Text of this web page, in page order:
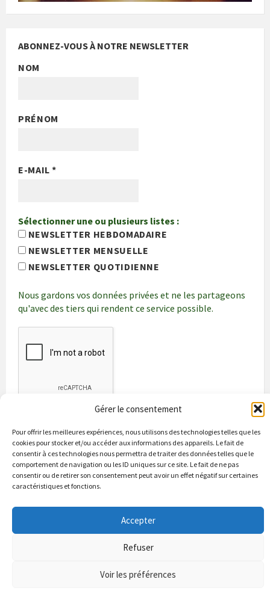
Gérer le consentement
Pour offrir les meilleures expériences, nous utilisons des technologies telles que les
cookies pour stocker et/ou accéder aux informations des appareils. Le fait de
consentir à ces technologies nous permettra de traiter des données telles que le
comportement de navigation ou les ID uniques sur ce site. Le fait de ne pas
consentir ou de retirer son consentement peut avoir un effet négatif sur certaines
caractéristiques et fonctions.
Accepter
Refuser
Voir les préférences
ABONNEZ-VOUS À NOTRE NEWSLETTER
NOM
PRÉNOM
E-MAIL*
Sélectionner une ou plusieurs listes :
NEWSLETTER HEBDOMADAIRE
NEWSLETTER MENSUELLE
NEWSLETTER QUOTIDIENNE
Nous gardons vos données privées et ne les partageons
qu'avec des tiers qui rendent ce service possible.
Les bonnes adresses
Contacts & renseignements
© 2026 Site officiel de la commune de Puycapel dans le Cantal
Conformité à la loi RGPD
Puycapel.fr utilise des cookies pour améliorer les performance et
votre usage du site web. nous présumons de votre accord pour